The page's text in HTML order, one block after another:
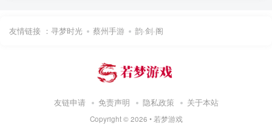
友情链接 ： 寻梦时光 蔡州手游 韵·剑·阁
友链申请 免责声明 隐私政策 关于本站
Copyright ©2026 •若梦游戏